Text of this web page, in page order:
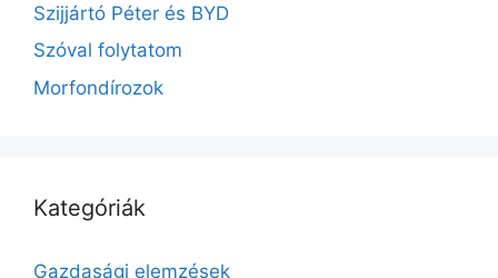
Szijjártó Péter és BYD
Szóval folytatom
Morfondírozok
Kategóriák
Gazdasági elemzések